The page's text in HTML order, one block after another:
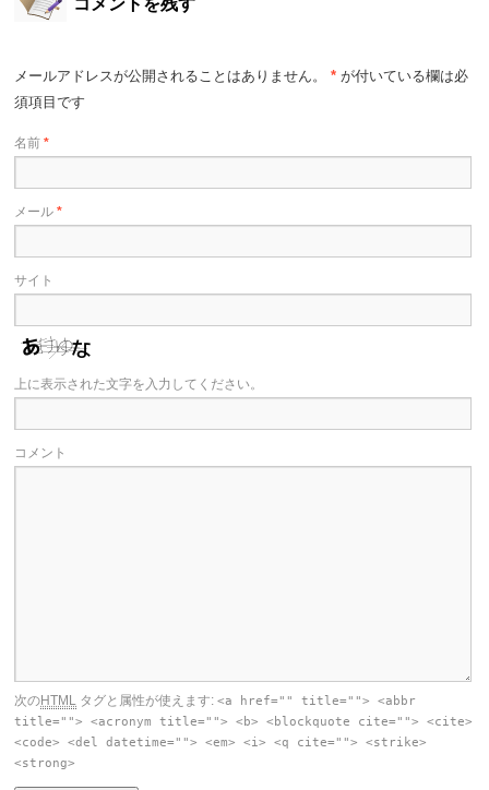
コメントを残す
メールアドレスが公開されることはありません。 * が付いている欄は必
須項目です
名前*
メール*
サイト
上に表示された文字を入力してください。
コメント
次のHTML タグと属性が使えます:<a href="" title=""> <abbr
title=""> <acronym title=""> <b> <blockquote cite=""> <cite>
<code> <del datetime=""> <em> <i> <q cite=""> <strike>
<strong>